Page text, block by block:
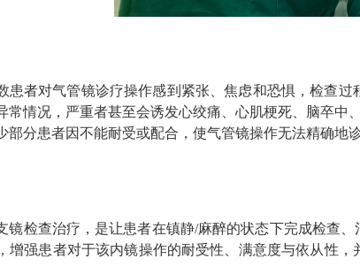
患者对气管镜诊疗操作感到紧张、焦虑和恐惧，检查
常情况，严重者甚至会诱发心绞痛、心肌梗死、脑卒中
部分患者因不能耐受或配合，使气管镜操作无法精确地
镜检查治疗，是让患者在镇静/麻醉的状态下完成检查
增强患者对于该内镜操作的耐受性、满意度与依从性